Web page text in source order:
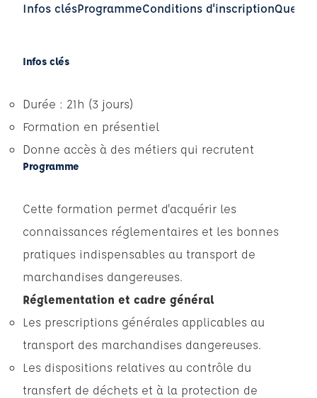
Infos clésProgrammeConditions d'inscription
Infos clés
Durée : 21h (3 jours)
Formation en présentiel
Donne accès à des métiers qui recrutent
Programme
Cette formation permet d'acquérir les
connaissances réglementaires et les bonnes
pratiques indispensables au transport de
marchandises dangereuses.
Réglementation et cadre général
Les prescriptions générales applicables au
transport des marchandises dangereuses.
Les dispositions relatives au contrôle du
transfert de déchets et à la protection de